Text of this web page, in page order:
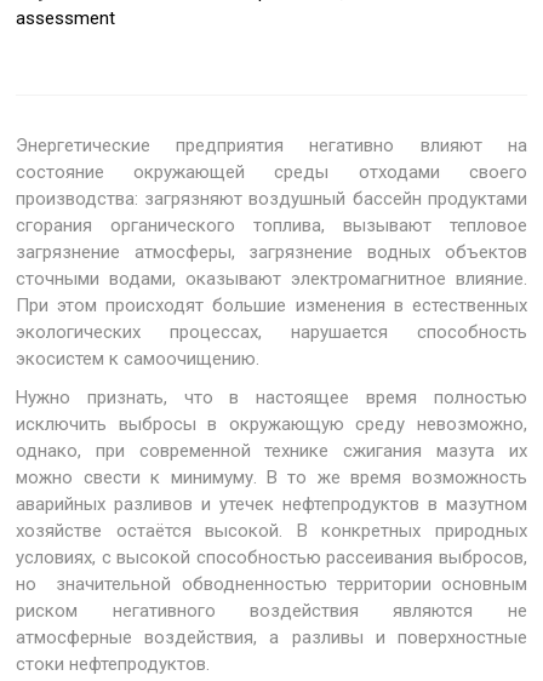
assessment
Энергетические предприятия негативно влияют на
состояние окружающей среды отходами своего
производства: загрязняют воздушный бассейн продуктами
сгорания органического топлива, вызывают тепловое
загрязнение атмосферы, загрязнение водных объектов
сточными водами, оказывают электромагнитное влияние.
При этом происходят большие изменения в естественных
экологических процессах, нарушается способность
экосистем к самоочищению.
Нужно признать, что в настоящее время полностью
исключить выбросы в окружающую среду невозможно,
однако, при современной технике сжигания мазута их
можно свести к минимуму. В то же время возможность
аварийных разливов и утечек нефтепродуктов в мазутном
хозяйстве остаётся высокой. В конкретных природных
условиях, с высокой способностью рассеивания выбросов,
но значительной обводненностью территории основным
риском негативного воздействия являются не
атмосферные воздействия, а разливы и поверхностные
стоки нефтепродуктов.